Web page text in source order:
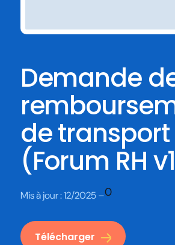
Demande
de transport
(Forum RH
Mis à jour :12/2025 –0
Télécharger